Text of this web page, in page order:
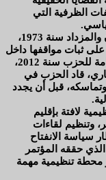
الظرفية التي
ويُعد المصطفى بنعلي، المنحدر من مدينة بركان والمزداد سنة 1973،
ثبات مواقفها داخل
المشهد الحزبي المغربي. فمنذ توليه الأمانة العامة للحزب سنة 2012،
قاد الحزب في
قبل أن يجدد
لافتة بإقليم
وتنظيم لقاءات
سياسة الانفتاح
حققه المؤتمر
محطة تنظيمية مهمة